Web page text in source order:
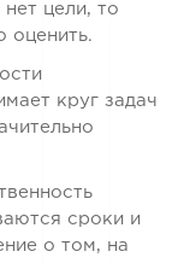
цели, то
оценить.
круг задач
сроки и
о том, на